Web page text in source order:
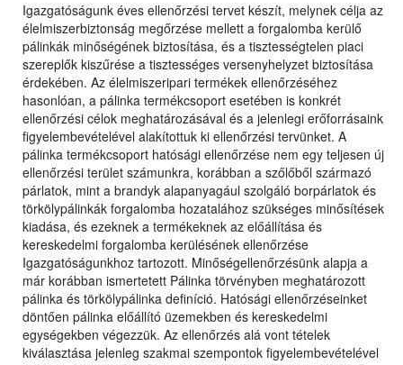
Igazgatóságunk éves ellenőrzési tervet készít, melynek célja az
élelmiszerbiztonság megőrzése mellett a forgalomba kerülő
pálinkák minőségének biztosítása, és a tisztességtelen piaci
szereplők kiszűrése a tisztességes versenyhelyzet biztosítása
érdekében. Az élelmiszeripari termékek ellenőrzéséhez
hasonlóan, a pálinka termékcsoport esetében is konkrét
ellenőrzési célok meghatározásával és a jelenlegi erőforrásaink
figyelembevételével alakítottuk ki ellenőrzési tervünket. A
pálinka termékcsoport hatósági ellenőrzése nem egy teljesen új
ellenőrzési terület számunkra, korábban a szőlőből származó
párlatok, mint a brandyk alapanyagául szolgáló borpárlatok és
törkölypálinkák forgalomba hozatalához szükséges minősítések
kiadása, és ezeknek a termékeknek az előállítása és
kereskedelmi forgalomba kerülésének ellenőrzése
Igazgatóságunkhoz tartozott. Minőségellenőrzésünk alapja a
már korábban ismertetett Pálinka törvényben meghatározott
pálinka és törkölypálinka definíció. Hatósági ellenőrzéseinket
döntően pálinka előállító üzemekben és kereskedelmi
egységekben végezzük. Az ellenőrzés alá vont tételek
kiválasztása jelenleg szakmai szempontok figyelembevételével